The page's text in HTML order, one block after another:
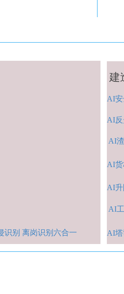
识别 离岗识别六合一
建
AI
AI
AI
AI货
AI反
AI
AI